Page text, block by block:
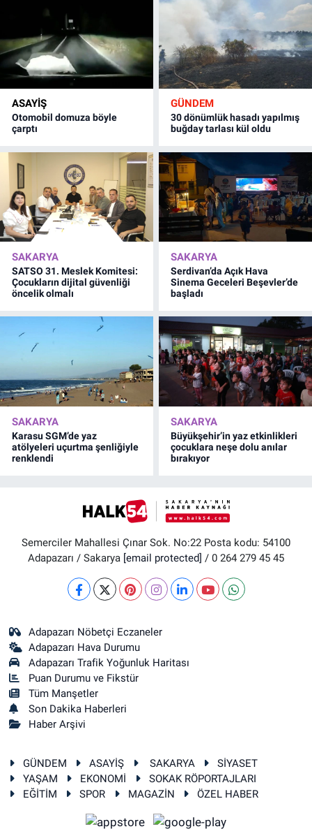
ASAYİŞ
Otomobil domuza böyle
çarptı
GÜNDEM
30 dönümlük hasadı yapılmış
buğday tarlası kül oldu
SAKARYA
SATSO 31. Meslek Komitesi:
Çocukların dijital güvenliği
öncelik olmalı
SAKARYA
Serdivan’da Açık Hava
Sinema Geceleri Beşevler’de
başladı
SAKARYA
Karasu SGM’de yaz
atölyeleri uçurtma şenliğiyle
renklendi
SAKARYA
Büyükşehir’in yaz etkinlikleri
çocuklara neşe dolu anılar
bırakıyor
Semerciler Mahallesi Çınar Sok. No:22 Posta kodu: 54100
Adapazarı / Sakarya [email protected] / 0 264 279 45 45
Adapazarı Nöbetçi Eczaneler
Adapazarı Hava Durumu
Adapazarı Trafik Yoğunluk Haritası
Puan Durumu ve Fikstür
Tüm Manşetler
Son Dakika Haberleri
Haber Arşivi
GÜNDEM ASAYİŞ SAKARYA
SİYASET
YAŞAM
EKONOMİ
SOKAK RÖPORTAJLARI
EĞİTİM
SPOR MAGAZİN ÖZEL HABER